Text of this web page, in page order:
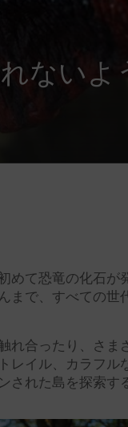
ないよ
て恐竜の化石
で、すべての
合ったり、さ
イル、カラフ
れた島を探索す